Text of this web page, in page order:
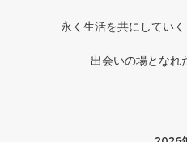
永く生活を共にしてい
出会いの場となれ